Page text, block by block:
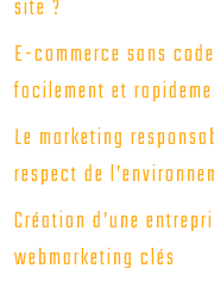
site ?
E-commerce sans
facilement et
Le marketing
respect de
Création d’une
webmarketing clés